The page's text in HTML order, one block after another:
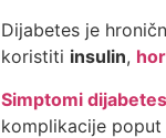
Dijabetes je
koristiti insulin,
Simptomi
komplikacije